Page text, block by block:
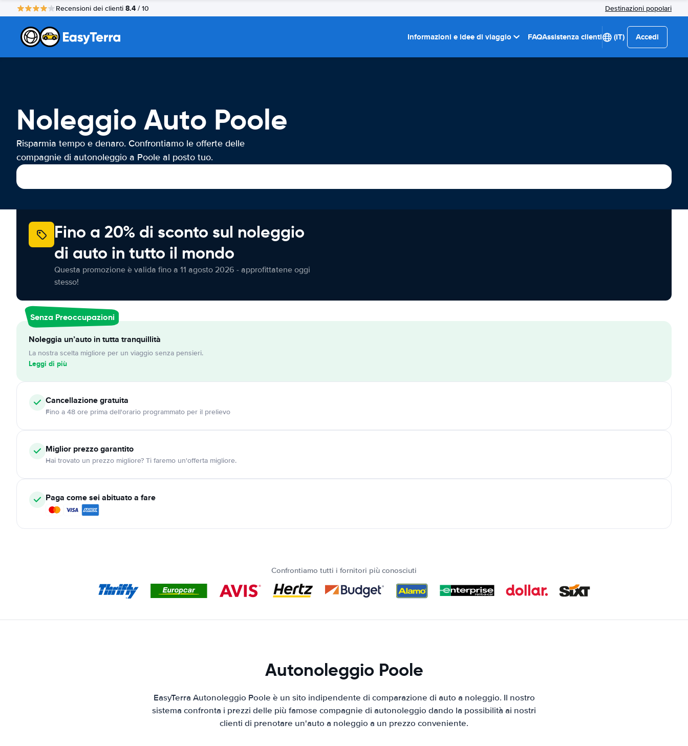
Recensioni dei clienti 8.4 / 10 Destinazioni popolari
Informazioni e idee di viaggio FAQAssistenza clienti (IT) Accedi
Noleggio Auto Poole
Risparmia tempo e denaro. Confrontiamo le offerte delle
compagnie di autonoleggio a Poole al posto tuo.
Fino a 20% di sconto sul noleggio
di auto in tutto il mondo
Questa promozione è valida fino a 11 agosto 2026 - approfittatene oggi
stesso!
Senza Preoccupazioni
Noleggia un’auto in tutta tranquillità
La nostra scelta migliore per un viaggio senza pensieri.
Leggi di più
Cancellazionegratuita
Fino a 48 ore prima dell'orario programmato per il prelievo
Miglior prezzo garantito
Hai trovato un prezzo migliore? Ti faremo un'offerta migliore.
Paga come sei abituato a fare
Confrontiamo tutti i fornitori più conosciuti
Autonoleggio Poole
EasyTerra Autonoleggio Poole è un sito indipendente di comparazione di auto a noleggio. Il nostro
sistema confronta i prezzi delle più famose compagnie di autonoleggio dando la possibilità ai nostri
clienti di prenotare un'auto a noleggio a un prezzo conveniente.